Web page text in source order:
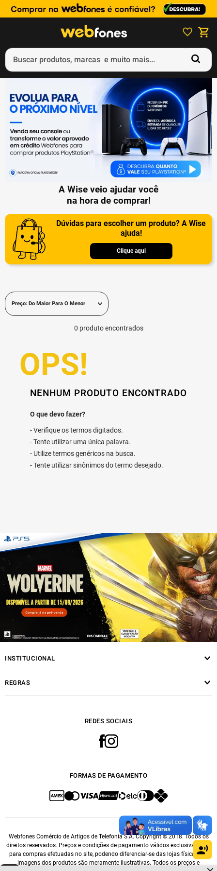
Buscar produtos, marcas e muito mais...
Dúvidas sobre produtos?
A Wise veio ajudar você
na hora de comprar!
Dúvidas para escolher um produto? A Wise
ajuda!
Clique aqui
Preço: Do Maior Para O Menor
0 produto
NENHUM PRODUTO ENCONTRADO
Verifique os termos digitados.
Tente utilizar uma única palavra.
Utilize termos genéricos na busca.
Tente utilizar sinônimos do termo desejado.
INSTITUCIONAL
REGRAS
REDES SOCIAIS
FORMAS DE PAGAMENTO
Webfones Comércio de Artigos de Telefonia S.A. Copyright © 2018. Todos os
direitos reservados. Preços e condições de pagamento válidos exclusivamente
para compras efetuadas no site, podendo diferenciar-se das lojas físicas. As
imagens dos produtos são meramente ilustrativas. Todos os preços e
1º
ps5
3º
ps4
4º
smartphone
5